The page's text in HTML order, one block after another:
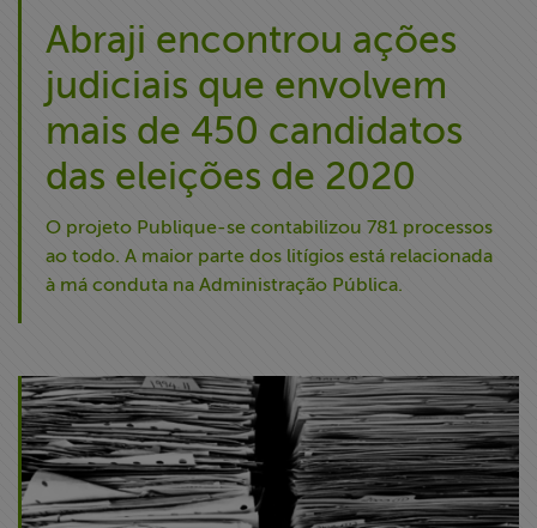
Abraji encontrou ações
judiciais que envolvem
mais de 450 candidatos
das eleições de 2020
O projeto Publique-se contabilizou 781 processos
ao todo. A maior parte dos litígios está relacionada
à má conduta na Administração Pública.